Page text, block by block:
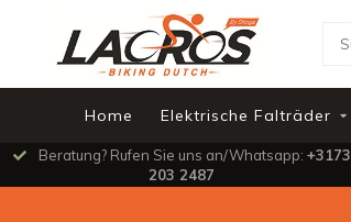
Home Elektrische Falträder
Beratung? Rufen Sie uns an/Whatsapp: +3173
203 2487